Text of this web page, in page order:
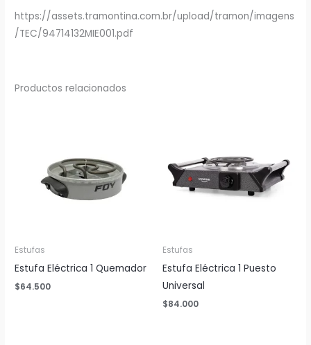
https://assets.tramontina.com.br/upload/tramon/imagens
/TEC/94714132MIE001.pdf
Productos relacionados
Estufas
Estufa Eléctrica 1 Quemador
$64.500
Estufas
Estufa Eléctrica 1 Puesto
Universal
$84.000